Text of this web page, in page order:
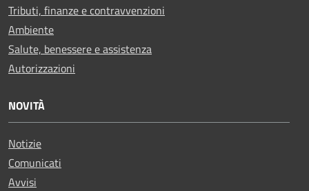
Tributi, finanze e contravvenzioni
Ambiente
Salute, benessere e assistenza
Autorizzazioni
NOVITÀ
Notizie
Comunicati
Avvisi